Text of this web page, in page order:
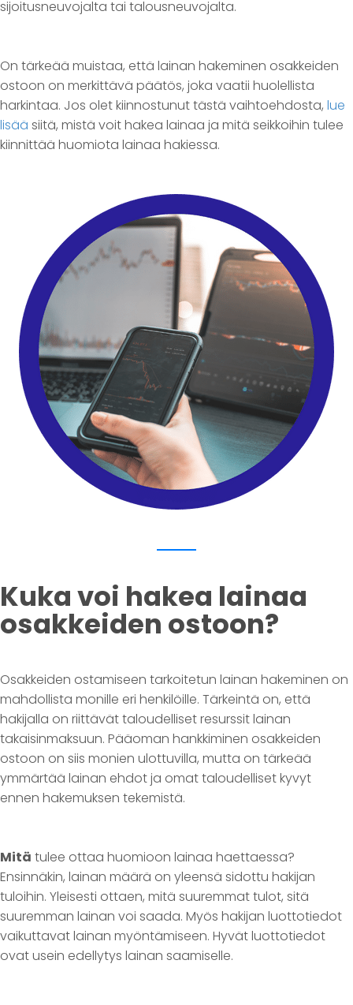
sijoitusneuvojalta tai talousneuvojalta.
On tärkeää muistaa, että lainan hakeminen osakkeiden
ostoon on merkittävä päätös, joka vaatii huolellista
harkintaa. Jos olet kiinnostunut tästä vaihtoehdosta, lue
lisää siitä, mistä voit hakea lainaa ja mitä seikkoihin tulee
kiinnittää huomiota lainaa hakiessa.
Kuka voi hakea lainaa
osakkeiden ostoon?
Osakkeiden ostamiseen tarkoitetun lainan hakeminen on
mahdollista monille eri henkilöille. Tärkeintä on, että
hakijalla on riittävät taloudelliset resurssit lainan
takaisinmaksuun. Pääoman hankkiminen osakkeiden
ostoon on siis monien ulottuvilla, mutta on tärkeää
ymmärtää lainan ehdot ja omat taloudelliset kyvyt
ennen hakemuksen tekemistä.
Mitä tulee ottaa huomioon lainaa haettaessa?
Ensinnäkin, lainan määrä on yleensä sidottu hakijan
tuloihin. Yleisesti ottaen, mitä suuremmat tulot, sitä
suuremman lainan voi saada. Myös hakijan luottotiedot
vaikuttavat lainan myöntämiseen. Hyvät luottotiedot
ovat usein edellytys lainan saamiselle.